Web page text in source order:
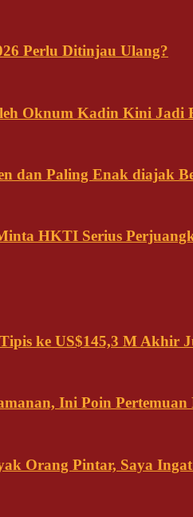
Perlu Ditinjau Ulang?
Oknum Kadin Kini Jadi
dan Paling Enak diajak
HKTI Serius
ke US$145,3 M Akhir
Ini Poin
Orang Pintar, Saya